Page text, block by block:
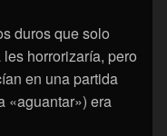
duros que solo
horrorizaría, pero
en una partida
«aguantar») era